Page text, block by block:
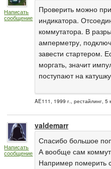
Написать
сообщение
Проверить можно
индикатора.
коммутатора. В
амперметру,
завести стартером.
моргать, значит
поступают на
AE111, 1999 г., рестайлинг, 5
Написать
сообщение
valdemarr
Спасибо большое
А вообще сам
Например померить